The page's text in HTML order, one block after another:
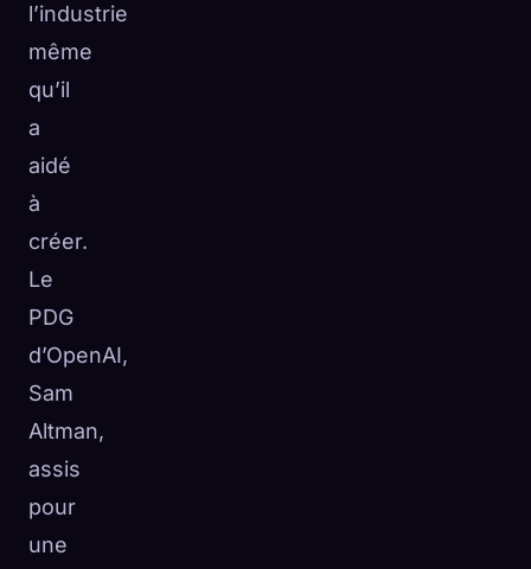
l’industrie
même
qu’il
a
aidé
à
créer.
Le
PDG
d’OpenAI,
Sam
Altman,
assis
pour
une